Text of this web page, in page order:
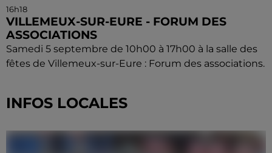
16h18
VILLEMEUX-SUR-EURE - FORUM DES
ASSOCIATIONS
Samedi 5 septembre de 10h00 à 17h00 à la salle des
fêtes de Villemeux-sur-Eure : Forum des associations.
INFOS LOCALES